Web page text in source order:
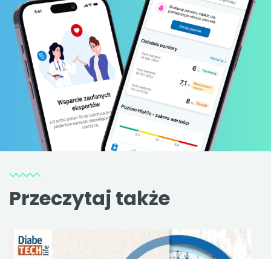
Przeczytaj także